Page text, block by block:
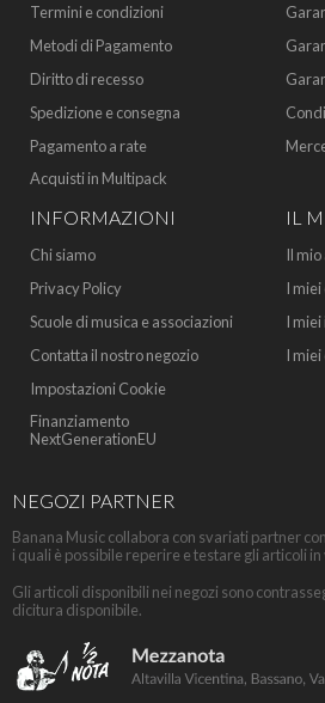
Termini e condizioni
Metodi di Pagamento
Diritto di recesso
Spedizione e consegna
Pagamento a rate
Acquisti in Multipack
INFORMAZIONI
Chi siamo
Privacy Policy
Scuole di musica e associazioni
Contatta il nostro negozio
Impostazioni Cookie
Finanziamento
NextGenerationEU
IL
Il
I
I
I
NEGOZI PARTNER
Banana Music collabora con svariati partner
i quali è possibile reperire e testare gli articoli
Gli articoli disponibili nei negozi sono
dicitura disponibile.